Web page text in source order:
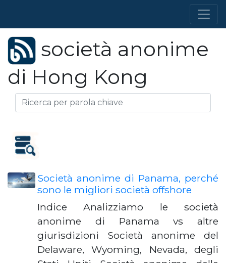
società anonime
di Hong Kong
Società anonime di Panama, perché
sono le migliori società offshore
Indice Analizziamo le società
anonime di Panama vs altre
giurisdizioni Società anonime del
Delaware, Wyoming, Nevada, degli